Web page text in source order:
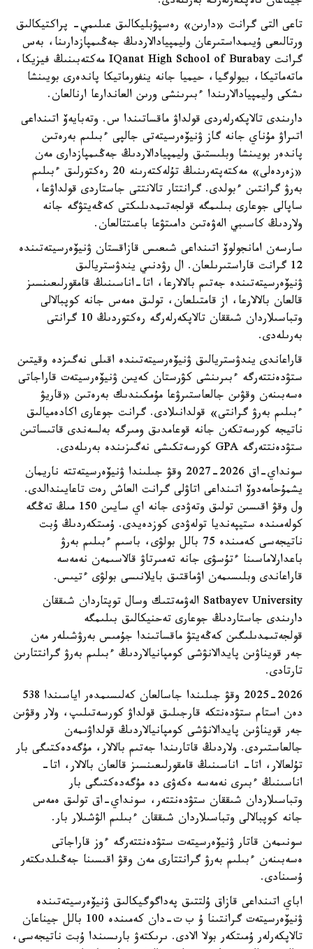
تاعى التى گرانت «دارىن» رەسپۋبليكالىق عىلىمي- پراكتيكالىق
ورتالىعى ۇيىمداستىرعان وليمپيادالاردىڭ جەڭىمپازدارىنا، بەس
گرانت IQanat High School of Burabay مەكتەبىنىڭ فيزيكا،
ماتەماتيكا، بيولوگيا، حيميا جانە ينفورماتيكا پاندەرى بويىنشا
ىشكى وليمپيادالارىندا ءبىرىنشى ورىن العاندارعا ارنالعان.
دارىندى تالاپكەرلەردى قولداۋ ماقساتىندا س. وتەبايەۆ اتىنداعى
اتىراۋ مۇناي جانە گاز ۋنيۆەرسيتەتى جالپى ءبىلىم بەرەتىن
پاندەر بويىنشا وبلىستىق وليمپيادالاردىڭ جەڭىمپازدارى مەن
«زەردەلى» مەكتەپتەرىنىڭ تۇلەكتەرىنە 20 رەكتورلىق ءبىلىم
بەرۋ گرانتىن ءبولدى. گرانتتار تالانتتى جاستاردى قولداۋعا،
ساپالى جوعارى بىلىمگە قولجەتىمدىلىكتى كەڭەيتۋگە جانە
ولاردىڭ كاسىبي الەۋەتىن دامىتۋعا باعىتتالعان.
سارسەن امانجولوۆ اتىنداعى شىعىس قازاقستان ۋنيۆەرسيتەتىندە
12 گرانت قاراستىرىلعان. ال رۋدنىي يندۋستريالىق
ۋنيۆەرسيتەتىندە جەتىم بالالارعا، اتا-اناسىنىڭ قامقورلىعىنسىز
قالعان بالالارعا، از قامتىلعان، تولىق ەمەس جانە كوپبالالى
وتباسىلاردان شىققان تالاپكەرلەرگە رەكتوردىڭ 10 گرانتى
بەرىلەدى.
قاراعاندى يندۋستريالىق ۋنيۆەرسيتەتىندە اقىلى نەگىزدە وقيتىن
ستۋدەنتتەرگە ءبىرىنشى كۋرستان كەيىن ۋنيۆەرسيتەت قاراجاتى
ەسەبىنەن وقۋىن جالعاستىرۋعا مۇمكىندىك بەرەتىن «قاريۋ
ءبىلىم بەرۋ گرانتى» قولدانىلادى. گرانت جوعارى اكادەميالىق
ناتيجە كورسەتكەن جانە قوعامدىق ومىرگە بەلسەندى قاتىساتىن
ستۋدەنتتەرگە GPA كورسەتكىشى نەگىزىندە بەرىلەدى.
سونداي-اق 2026-2027 وقۋ جىلىندا ۋنيۆەرسيتەتتە ناريمان
يشمۇحامەدوۆ اتىنداعى اتاۋلى گرانت العاش رەت تاعايىندالدى.
ول وقۋ اقىسىن تولىق وتەۋدى جانە اي سايىن 150 مىڭ تەڭگە
كولەمىندە ستيپەنديا تولەۋدى كوزدەيدى. ۇمىتكەردىڭ ۇبت
ناتيجەسى كەمىندە 75 بالل بولۋى، باسىم ءبىلىم بەرۋ
باعدارلاماسىنا ءتۇسۋى جانە تەمىرتاۋ قالاسىمەن نەمەسە
قاراعاندى وبلىسىمەن اۋماقتىق بايلانىسى بولۋى ءتيىس.
Satbayev University الەۋمەتتىك وسال توپتاردان شىققان
دارىندى جاستاردىڭ جوعارى تەحنيكالىق بىلىمگە
قولجەتىمدىلىگىن كەڭەيتۋ ماقساتىندا جۇمىس بەرۋشىلەر مەن
جەر قويناۋىن پايدالانۋشى كومپانيالاردىڭ ءبىلىم بەرۋ گرانتتارىن
تارتادى.
2025-2026 وقۋ جىلىندا جاسالعان كەلىسىمدەر اياسىندا 538
دەن استام ستۋدەنتكە قارجىلىق قولداۋ كورسەتىلىپ، ولار وقۋىن
جەر قويناۋىن پايدالانۋشى كومپانيالاردىڭ قولداۋىمەن
جالعاستىردى. ولاردىڭ قاتارىندا جەتىم بالالار، مۇگەدەكتىگى بار
تۇلعالار، اتا- اناسىنىڭ قامقورلىعىنسىز قالعان بالالار، اتا-
اناسىنىڭ ءبىرى نەمەسە ەكەۋى دە مۇگەدەكتىگى بار
وتباسىلاردان شىققان ستۋدەنتتەر، سونداي-اق تولىق ەمەس
جانە كوپبالالى وتباسىلاردان شىققان ءبىلىم الۋشىلار بار.
سونىمەن قاتار ۋنيۆەرسيتەت ستۋدەنتتەرگە ءوز قاراجاتى
ەسەبىنەن ءبىلىم بەرۋ گرانتتارى مەن وقۋ اقىسىنا جەڭىلدىكتەر
ۇسىنادى.
اباي اتىنداعى قازاق ۇلتتىق پەداگوگيكالىق ۋنيۆەرسيتەتىندە
ۋنيۆەرسيتەت گرانتىنا ۇ ب ت-دان كەمىندە 100 بالل جيناعان
تالاپكەرلەر ۇمىتكەر بولا الادى. ىرىكتەۋ بارىسىندا ۇبت ناتيجەسى،